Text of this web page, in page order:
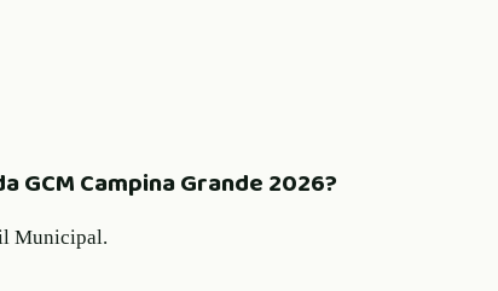
GCM Campina Grande 2026?
Municipal.